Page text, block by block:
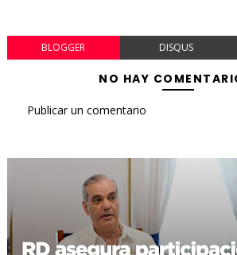
BLOGGER DISQUS
NO HAY
Publicar un comentario